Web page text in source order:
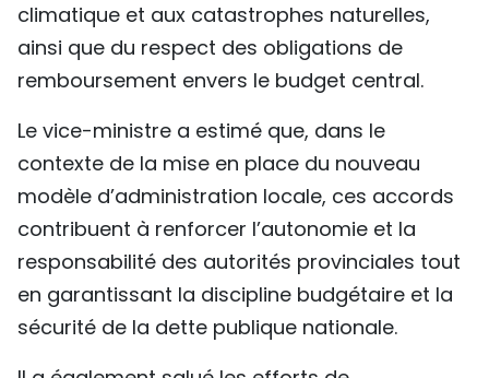
climatique et aux catastrophes naturelles,
ainsi que du respect des obligations de
remboursement envers le budget central.
Le vice-ministre a estimé que, dans le
contexte de la mise en place du nouveau
modèle d’administration locale, ces accords
contribuent à renforcer l’autonomie et la
responsabilité des autorités provinciales tout
en garantissant la discipline budgétaire et la
sécurité de la dette publique nationale.